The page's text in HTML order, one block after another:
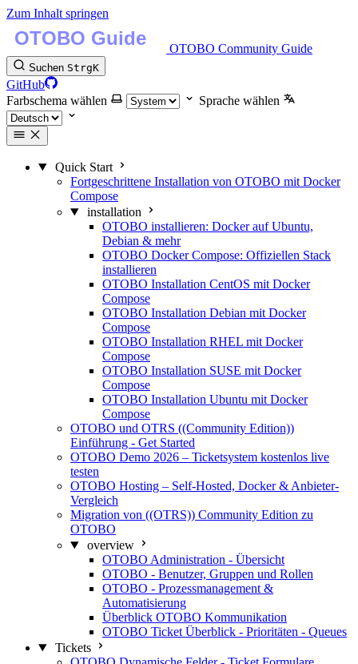
Zum Inhalt springen
OTOBO Community Guide
Suchen StrgK
GitHub
Farbschema wählen
Sprache wählen
Quick Start
Fortgeschrittene Installation von OTOBO mit Docker
Compose
installation
OTOBO installieren: Docker auf Ubuntu,
Debian & mehr
OTOBO Docker Compose: Offiziellen Stack
installieren
OTOBO Installation CentOS mit Docker
Compose
OTOBO Installation Debian mit Docker
Compose
OTOBO Installation RHEL mit Docker
Compose
OTOBO Installation SUSE mit Docker
Compose
OTOBO Installation Ubuntu mit Docker
Compose
OTOBO und OTRS ((Community Edition))
Einführung - Get Started
OTOBO Demo 2026 – Ticketsystem kostenlos live
testen
OTOBO Hosting – Self-Hosted, Docker & Anbieter-
Vergleich
Migration von ((OTRS)) Community Edition zu
OTOBO
overview
OTOBO Administration - Übersicht
OTOBO - Benutzer, Gruppen und Rollen
OTOBO - Prozessmanagement &
Automatisierung
Überblick OTOBO Kommunikation
OTOBO Ticket Überblick - Prioritäten - Queues
Tickets